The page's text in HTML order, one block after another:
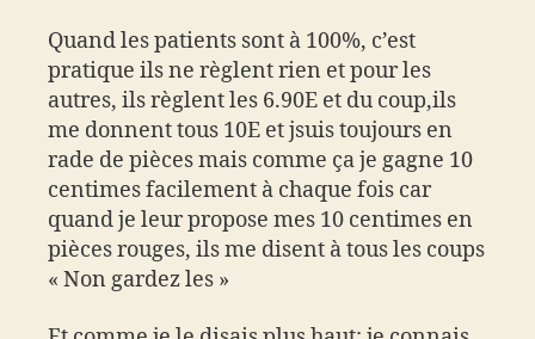
Quand les patients sont à 100%, c’est
pratique ils ne règlent rien et pour les
autres, ils règlent les 6.90E et du coup,ils
me donnent tous 10E et jsuis toujours en
rade de pièces mais comme ça je gagne 10
centimes facilement à chaque fois car
quand je leur propose mes 10 centimes en
pièces rouges, ils me disent à tous les coups
« Non gardez les »